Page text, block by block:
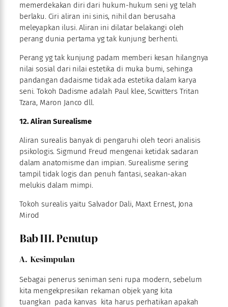
memerdekakan diri dari hukum-hukum seni yg telah
berlaku. Ciri aliran ini sinis, nihil dan berusaha
meleyapkan ilusi. Aliran ini dilatar belakangi oleh
perang dunia pertama yg tak kunjung berhenti.
Perang yg tak kunjung padam memberi kesan hilangnya
nilai sosial dari nilai estetika di muka bumi, sehinga
pandangan dadaisme tidak ada estetika dalam karya
seni. Tokoh Dadisme adalah Paul klee, Scwitters Tritan
Tzara, Maron Janco dll.
12. Aliran Surealisme
Aliran surealis banyak di pengaruhi oleh teori analisis
psikologis. Sigmund Freud mengenai ketidak sadaran
dalam anatomisme dan impian. Surealisme sering
tampil tidak logis dan penuh fantasi, seakan-akan
melukis dalam mimpi.
Tokoh surealis yaitu Salvador Dali, Maxt Ernest, Jona
Mirod
Bab III. Penutup
A. Kesimpulan
Sebagai penerus seniman seni rupa modern, sebelum
kita mengekpresikan rekaman objek yang kita
tuangkan pada kanvas kita harus perhatikan apakah